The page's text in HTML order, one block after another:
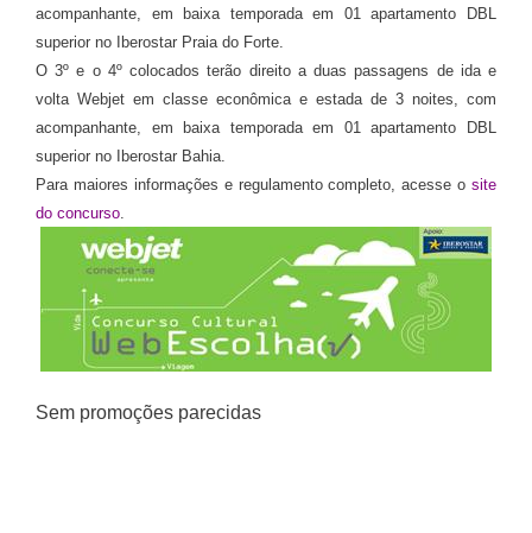
acompanhante, em baixa temporada em 01 apartamento DBL
superior no Iberostar Praia do Forte.
O 3º e o 4º colocados terão direito a duas passagens de ida e
volta Webjet em classe econômica e estada de 3 noites, com
acompanhante, em baixa temporada em 01 apartamento DBL
superior no Iberostar Bahia.
Para maiores informações e regulamento completo, acesse o site
do concurso.
Sem promoções parecidas